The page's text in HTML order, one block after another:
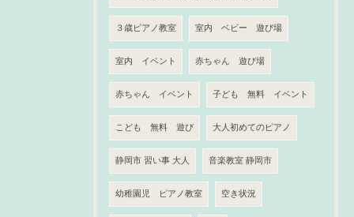
３歳ピアノ教室 室内 ベビー 遊び場
室内 イベント 赤ちゃん 遊び場
赤ちゃん イベント 子ども 無料 イベント
こども 無料 遊び 大人初めてのピアノ
静岡市 習い事 大人 音楽教室 静岡市
幼稚園児 ピアノ教室 空き状況